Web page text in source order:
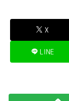
X
LINE